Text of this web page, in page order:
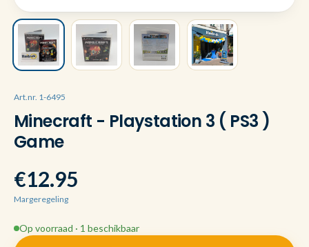
Art.nr. 1-6495
Minecraft - Playstation 3 ( PS3 )
Game
€12.95
Margeregeling
Op voorraad · 1 beschikbaar